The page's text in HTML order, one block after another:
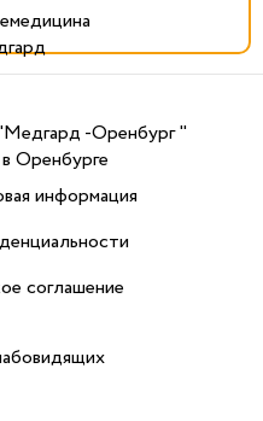
-Оренбург "
Оренбурге
информация
соглашение